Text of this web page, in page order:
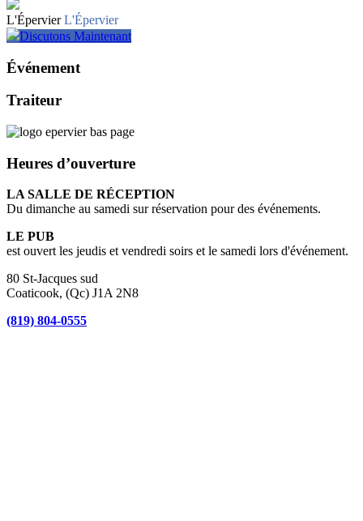
L'Épervier L'Épervier
Discutons Maintenant
Événement
Traiteur
Heures d’ouverture
LA SALLE DE RÉCEPTION
Du dimanche au samedi sur réservation pour des événements.
LE PUB
est ouvert les jeudis et vendredi soirs et le samedi lors d'événement.
80 St-Jacques sud
Coaticook, (Qc) J1A 2N8
(819) 804-0555